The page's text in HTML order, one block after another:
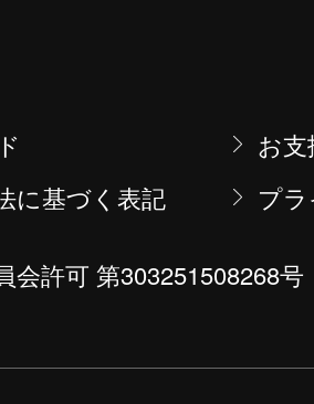
お
に基づく表記
プ
会許可 第303251508268号